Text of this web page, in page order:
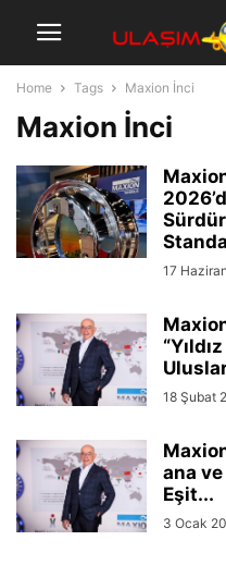
Home Tags Maxion İnci
Maxion İnci
17
18 Şubat
ana
Eşit...
3 Ocak